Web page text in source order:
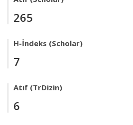
265
H-İndeks (Scholar)
7
Atıf (TrDizin)
6